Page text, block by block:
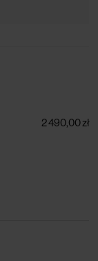
2 490,00 zł